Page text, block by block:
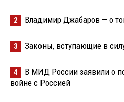
2 Владимир Джабаров — о
3 Законы, вступающие в
4
В МИД России заявили о
войне с Россией